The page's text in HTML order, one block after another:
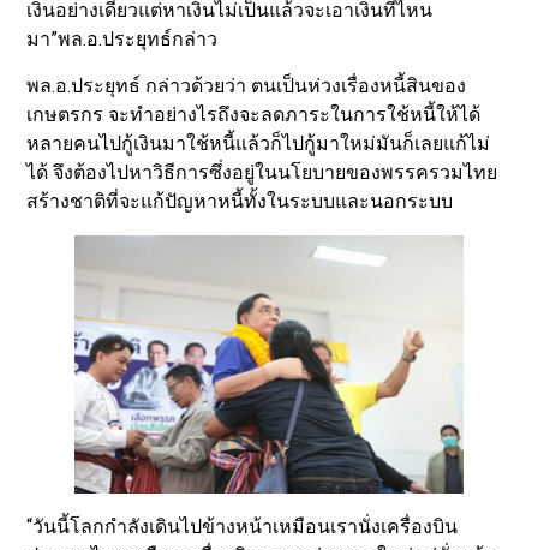
เงินอย่างเดียวแต่หาเงินไม่เป็นแล้วจะเอาเงินที่ไหน
มา”พล.อ.ประยุทธ์กล่าว
พล.อ.ประยุทธ์ กล่าวด้วยว่า ตนเป็นห่วงเรื่องหนี้สินของ
เกษตรกร จะทำอย่างไรถึงจะลดภาระในการใช้หนี้ให้ได้
หลายคนไปกู้เงินมาใช้หนี้แล้วก็ไปกู้มาใหม่มันก็เลยแก้ไม่
ได้ จึงต้องไปหาวิธีการซึ่งอยู่ในนโยบายของพรรครวมไทย
สร้างชาติที่จะแก้ปัญหาหนี้ทั้งในระบบและนอกระบบ
“วันนี้โลกกำลังเดินไปข้างหน้าเหมือนเรานั่งเครื่องบิน